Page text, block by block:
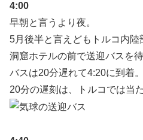
4:00
早朝と言うより夜。
5月後半と言えどもトルコ内陸
洞窟ホテルの前で送迎バスを待
バスは20分遅れて4:20に到着。
20分の遅刻は、トルコでは当た